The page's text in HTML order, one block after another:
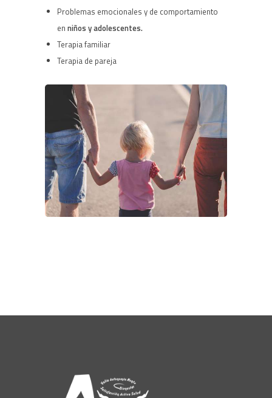
Problemas emocionales y de comportamiento
en niños y adolescentes.
Terapia familiar
Terapia de pareja